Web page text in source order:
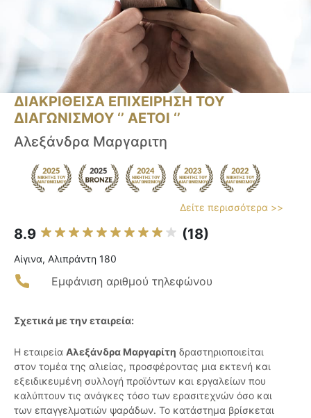
ΔΙΑΚΡΙΘΕΙΣΑ ΕΠΙΧΕΙΡΗΣΗ ΤΟΥ
ΔΙΑΓΩΝΙΣΜΟΥ ‘’ ΑΕΤΟΙ ‘’
Αλεξάνδρα Μαργαριτη
Δείτε περισσότερα >>
8.9 (18)
Αίγινα, Αλιπράντη 180
Εμφάνιση αριθμού τηλεφώνου
Σχετικά με την εταιρεία:
Η εταιρεία Αλεξάνδρα Μαργαρίτη δραστηριοποιείται
στον τομέα της αλιείας, προσφέροντας μια εκτενή και
εξειδικευμένη συλλογή προϊόντων και εργαλείων που
καλύπτουν τις ανάγκες τόσο των ερασιτεχνών όσο και
των επαγγελματιών ψαράδων. Το κατάστημα βρίσκεται